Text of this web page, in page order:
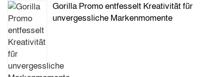
Gorilla Promo entfesselt Kreativität für
unvergessliche Markenmomente